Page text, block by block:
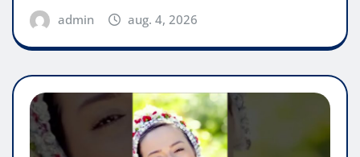
admin aug. 4, 2026